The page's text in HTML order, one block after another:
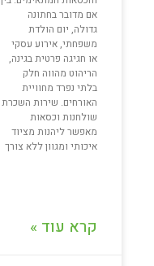
אם מדובר בחתונה
גדולה, יום הולדת
משפחתי, אירוע עסקי
או חגיגה פרטית בגינה,
הריהוט מהווה חלק
בלתי נפרד מחוויית
האורחים. שירות השכרת
שולחנות וכסאות
מאפשר ליהנות מציוד
איכותי ומגוון ללא צורך
קרא עוד »